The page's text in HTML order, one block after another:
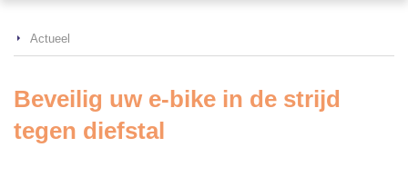
Actueel
Beveilig uw e-bike in de strijd
tegen diefstal